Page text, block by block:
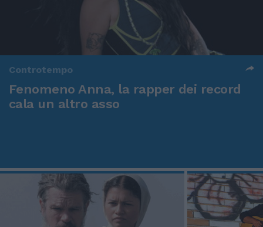
Controtempo
Fenomeno Anna, la rapper dei record
cala un altro asso